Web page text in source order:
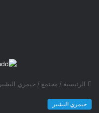
الرئيسية / مجتمع / حيمري البشير
حيمري البشير